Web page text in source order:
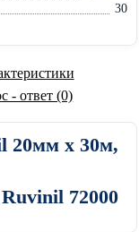
30
- ответ (0)
20мм х 30м,
72000